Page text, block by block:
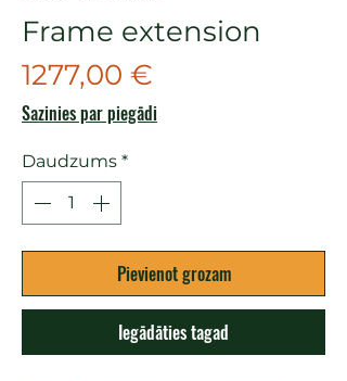
Frame extension
1277,00 €
Sazinies par piegādi
Daudzums *
Pievienot grozam
Iegādāties tagad